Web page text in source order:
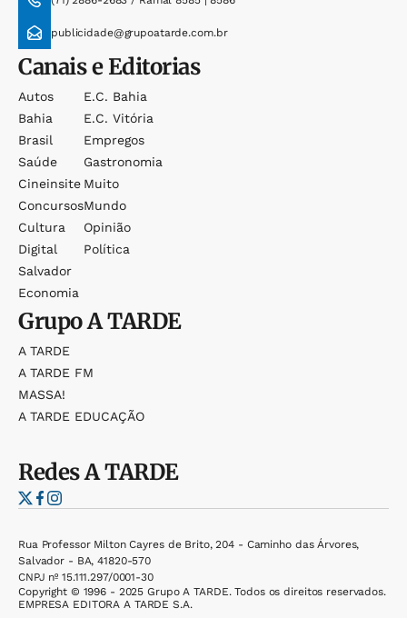
publicidade@grupoatarde.com.br
Canais e Editorias
Autos
Bahia
Brasil
Saúde
Cineinsite
Concursos
Cultura
Digital
Salvador
Economia
E.c. Bahia
E.c. Vitória
Empregos
Gastronomia
Muito
Mundo
Opinião
Política
GrupoA TARDE
A TARDE
A TARDE FM
MASSA!
A TARDE EDUCAÇÃO
RedesA TARDE
Rua Professor Milton Cayres de Brito, 204 - Caminho das Árvores,
Salvador - BA, 41820-570
CNPJ nº 15.111.297/0001-30
Copyright © 1996 - 2025 Grupo A TARDE. Todos os direitos reservados.
EMPRESA EDITORA A TARDE S.A.